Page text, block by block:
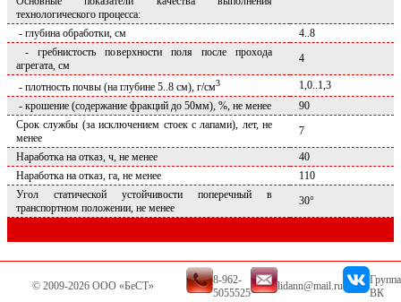
технологического процесса:
- глубина обработки, см
4..8
- гребнистость поверхности поля после прохода
агрегата, см
4
- плотность почвы (на глубине 5..8 см), г/см3
1,0..1,3
- крошение (содержание фракций до 50мм), %, не менее
90
Срок службы (за исключением стоек с лапами), лет, не
менее
7
Наработка на отказ, ч, не менее
40
Наработка на отказ, га, не менее
110
Угол статической устойчивости поперечный в
транспортном положении, не менее
30°
© 2009-2026 ООО «БеСТ»
8-962-
5055525
lidann@mail.ru
Группа
ВК